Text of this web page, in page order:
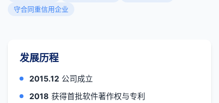
守合同重信用企业
发展历程
2015.12 公司成立
2018 获得首批软件著作权与专利